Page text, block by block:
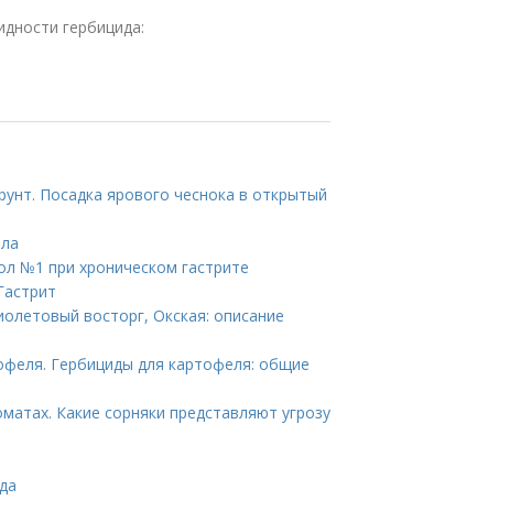
гербицида:
Посадка ярового чеснока в открытый
№1 при хроническом гастрите
восторг, Окская: описание
Гербициды для картофеля: общие
Какие сорняки представляют угрозу